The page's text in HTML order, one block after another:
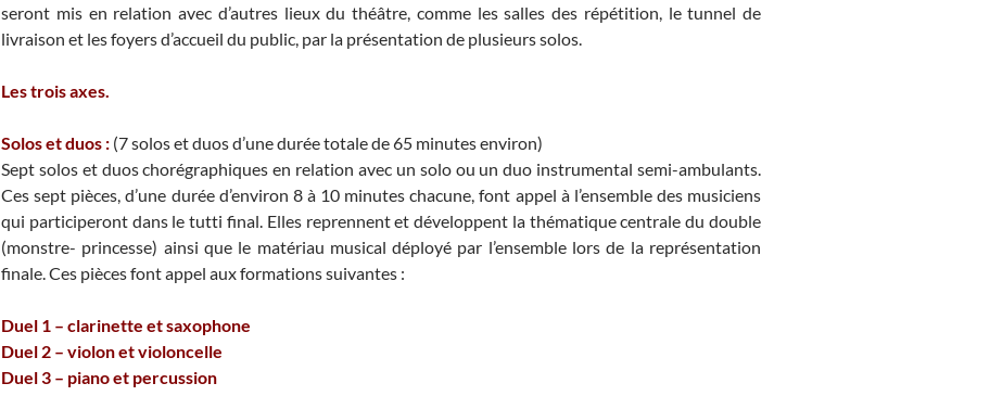
seront mis en relation avec d’autres lieux du théâtre, comme les salles des répétition, le tunnel de
livraison et les foyers d’accueil du public, par la présentation de plusieurs solos.
Les trois axes.
Solos et duos : (7 solos et duos d’une durée totale de 65 minutes environ)
Sept solos et duos chorégraphiques en relation avec un solo ou un duo instrumental semi-ambulants.
Ces sept pièces, d’une durée d’environ 8 à 10 minutes chacune, font appel à l’ensemble des musiciens
qui participeront dans le tutti final. Elles reprennent et développent la thématique centrale du double
(monstre- princesse) ainsi que le matériau musical déployé par l’ensemble lors de la représentation
finale. Ces pièces font appel aux formations suivantes :
Duel 1 – clarinette et saxophone
Duel 2 – violon et violoncelle
Duel 3 – piano et percussion